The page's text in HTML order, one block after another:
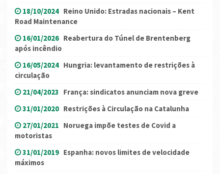
18/10/2024 Reino Unido: Estradas nacionais – Kent
Road Maintenance
16/01/2026 Reabertura do Túnel de Brentenberg
após incêndio
16/05/2024 Hungria: levantamento de restrições à
circulação
21/04/2023 França: sindicatos anunciam nova greve
31/01/2020 Restrições à Circulação na Catalunha
27/01/2021 Noruega impõe testes de Covid a
motoristas
31/01/2019 Espanha: novos limites de velocidade
máximos